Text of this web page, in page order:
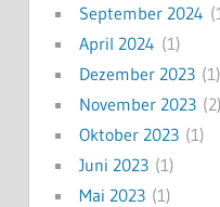
September 2024
April 2024 (1)
Dezember 2023(1)
November 2023(2)
Oktober 2023(1)
Juni 2023(1)
Mai 2023(1)